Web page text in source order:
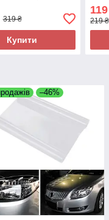
319 ₴
Купити
119
219
–46%